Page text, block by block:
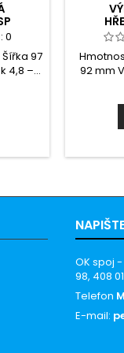
0
97
4,8 –...
92 mm
OK spoj
98, 408
Telefon
E-mail: